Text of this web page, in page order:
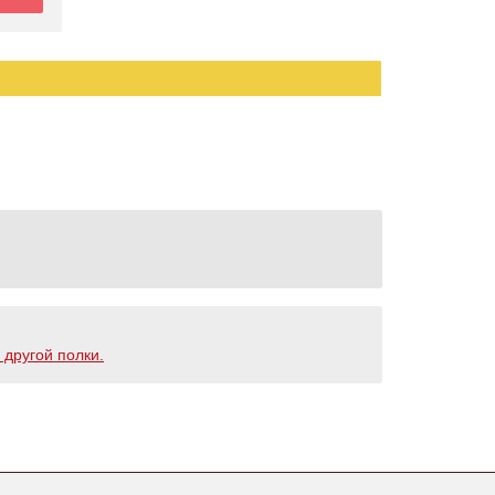
полки.